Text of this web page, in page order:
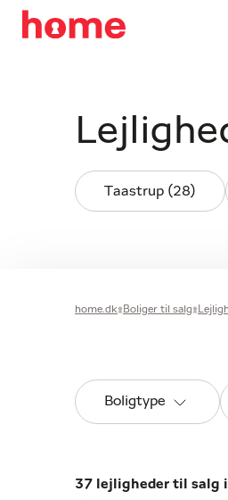
Taastrup (28)
home.dk Boliger til salg
Boligtype
37 lejligheder til salg